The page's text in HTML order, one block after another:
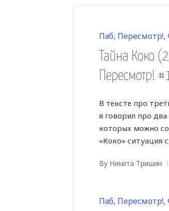
Posted
in
Паб Пересмотр!
Тайна Коко
Пересмотр!
В тексте про
я говорил про
которых можно
«Коко» ситуация
Posted
By Никита Тришин
Posted
Паб Пересмотр!